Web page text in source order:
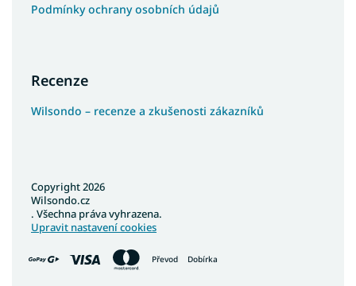
Podmínky ochrany osobních údajů
Recenze
Wilsondo – recenze a zkušenosti zákazníků
Převod Dobírka
Copyright 2026
Wilsondo.cz
. Všechna práva vyhrazena.
Upravit nastavení cookies